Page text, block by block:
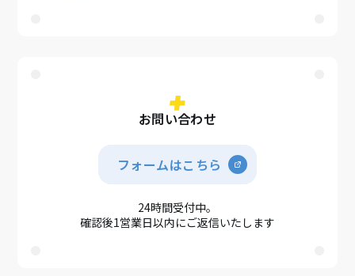
お問い合わせ
フォームはこちら
24時間受付中。
確認後1営業日以内にご返信いたします